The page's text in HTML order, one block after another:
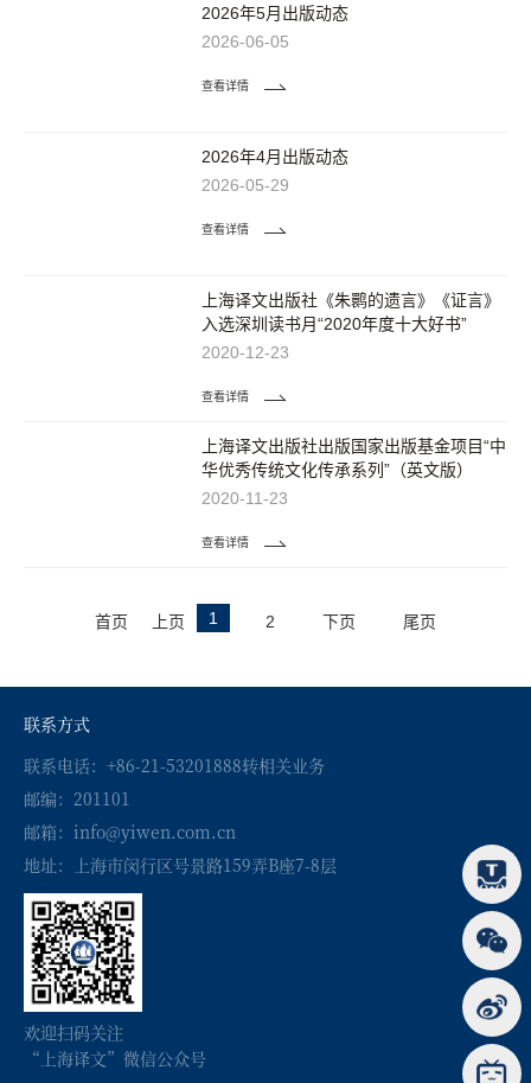
2026年5月出版动态
2026-06-05
查看详情
2026年4月出版动态
2026-05-29
查看详情
上海译文出版社《朱鹮的遗言》《证言》
入选深圳读书月“2020年度十大好书”
2020-12-23
查看详情
上海译文出版社出版国家出版基金项目“中
华优秀传统文化传承系列”（英文版）
2020-11-23
查看详情
首页 上页 1 2 下页 尾页
联系方式
联系电话：+86-21-53201888转相关业务
邮编：201101
邮箱：info@yiwen.com.cn
地址：上海市闵行区号景路159弄B座7-8层
欢迎扫码关注
“上海译文”微信公众号